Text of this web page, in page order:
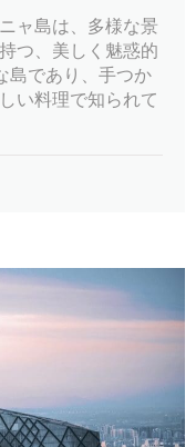
ャ島は、多様な景
つ、美しく魅惑的
島であり、手つか
い料理で知られて